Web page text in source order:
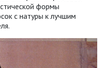
формы
с натуры к лучшим